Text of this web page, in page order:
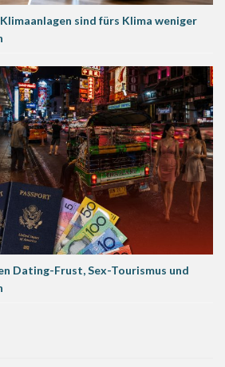
sind fürs Klima weniger
Dating-Frust, Sex-Tourismus und